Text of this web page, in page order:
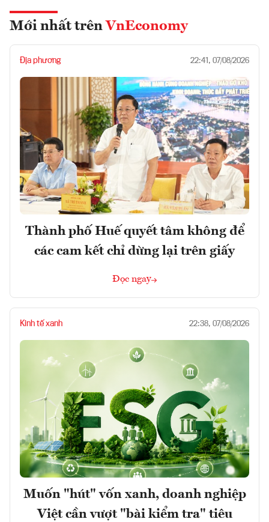
Mới nhất trên VnEconomy
Địa phương 22:41, 07/08/2026
Thành phố Huế quyết tâm không để
các cam kết chỉ dừng lại trên giấy
Đọc ngay
Kinh tế xanh 22:38, 07/08/2026
Muốn "hút" vốn xanh, doanh nghiệp
Việt cần vượt "bài kiểm tra" tiêu